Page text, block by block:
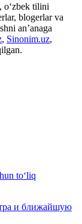
o‘zbek tilini
blogerlar va
an’anaga
, Sinonim.uz,
to‘liq
и ближайшую